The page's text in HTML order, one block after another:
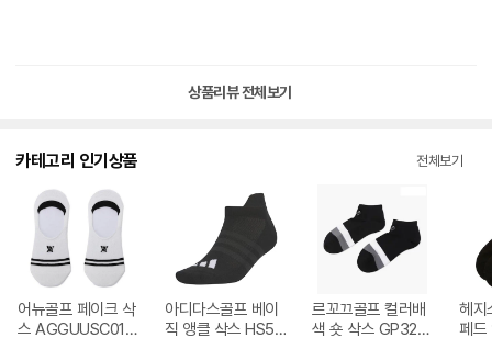
상품리뷰 전체보기
카테고리 인기상품 전체보기
어뉴골프 페이크 삭
스 AGGUUSC01
아디다스골프 베이
직 앵클 삭스 HS55
르꼬끄골프 컬러배
색 숏 삭스 GP321
헤지
페드